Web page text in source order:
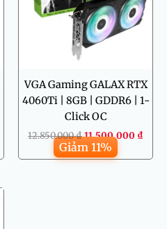
VGA Gaming GALAX RTX
4060Ti | 8GB | GDDR6 | 1-
Click OC
12.850.000₫11.500.000 ₫
Giảm 11%